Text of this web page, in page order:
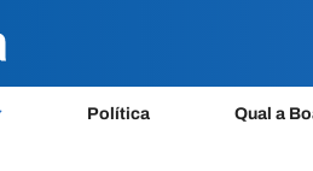
Política Qual a